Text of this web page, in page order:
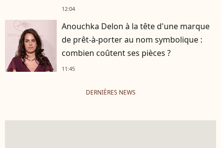
12:04
Anouchka Delon à la tête d'une marque
de prêt-à-porter au nom symbolique :
combien coûtent ses pièces ?
11:45
DERNIÈRES NEWS